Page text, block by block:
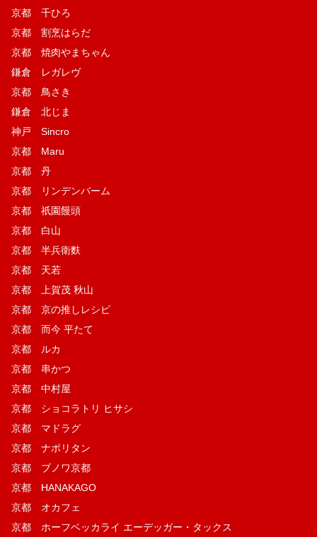
京都 千ひろ
京都 割烹はらだ
京都 焼肉やまちゃん
鎌倉 レガレヴ
京都 鳥さき
鎌倉 北じま
神戸 Sincro
京都 Maru
京都 丹
京都 リンデンバーム
京都 祇園饅頭
京都 白山
京都 半兵衛麩
京都 天若
京都 上賀茂 秋山
京都 京の推しレシピ
京都 而今 平たて
京都 ルカ
京都 串かつ
京都 中村屋
京都 ショコラトリ ヒサシ
京都 マドラグ
京都 ナポリタン
京都 ブノワ京都
京都 HANAKAGO
京都 オカフェ
京都 ホーフベッカライ エーデッガー・タックス